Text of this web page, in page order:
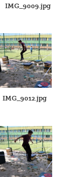
IMG_9009.jpg
IMG_9012.jpg